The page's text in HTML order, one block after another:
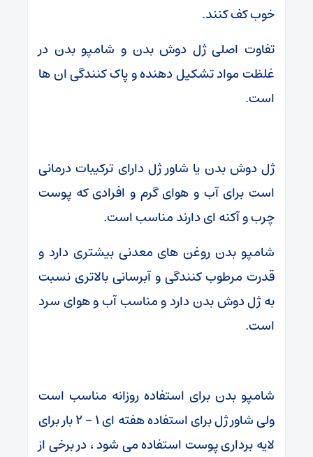
خوب کف کنند.
تفاوت اصلی ژل دوش بدن و شامپو بدن در
غلظت مواد تشکیل دهنده و پاک کنندگی ان ها
است.
ژل دوش بدن یا شاور ژل دارای ترکیبات درمانی
است برای آب و هوای گرم و افرادی که پوست
چرب و آکنه ای دارند مناسب است.
شامپو بدن روغن های معدنی بیشتری دارد و
قدرت مرطوب کنندگی و آبرسانی بالاتری نسبت
به ژل دوش بدن دارد و مناسب آب و هوای سرد
است.
شامپو بدن برای استفاده روزانه مناسب است
ولی شاور ژل برای استفاده هفته ای 1 – 2 بار برای
لایه برداری پوست استفاده می شود ، در برخی از